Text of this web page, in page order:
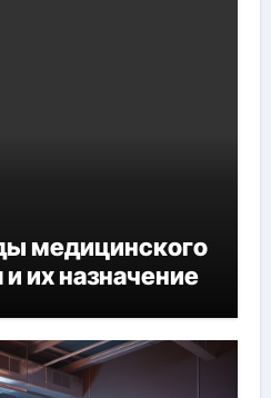
медицинского
их назначение